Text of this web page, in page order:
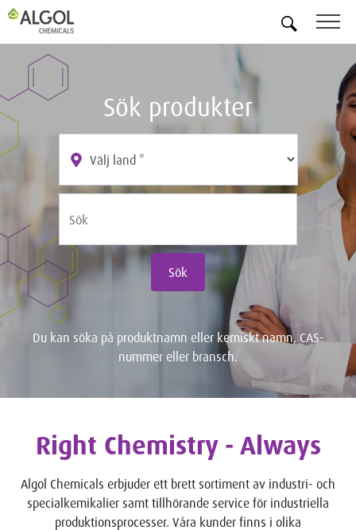
Sök produkter
Sök
Du kan söka på produktnamn eller kemiskt namn, CAS-
nummer eller bransch.
Right Chemistry - Always
Algol Chemicals erbjuder ett brett sortiment av industri- och
specialkemikalier samt tillhörande service för industriella
produktionsprocesser. Våra kunder finns i olika